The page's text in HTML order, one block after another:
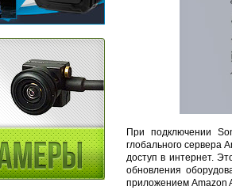
При подключении
глобального сервера
доступ в интернет.
обновления
приложением Amazon